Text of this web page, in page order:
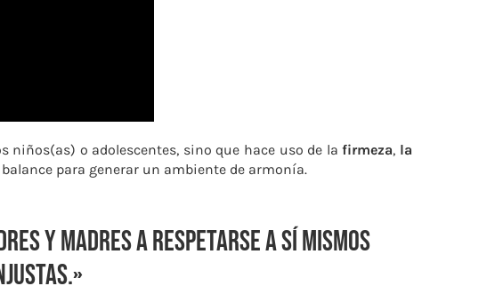
niños(as) o adolescentes, sino que hace uso de lafirmeza, la
para generar un ambiente de armonía.
y madres a respetarse a sí mismos